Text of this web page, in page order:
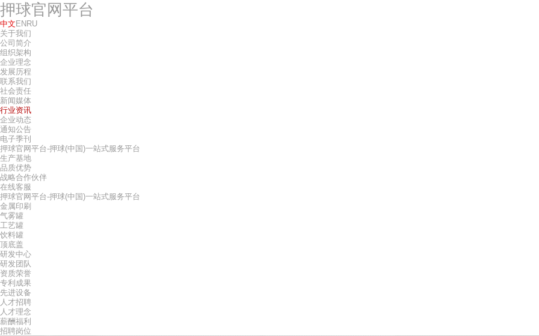
押球官网平台
中文 EN RU
关于我们
公司简介
组织架构
企业理念
发展历程
联系我们
社会责任
新闻媒体
行业资讯
企业动态
通知公告
电子季刊
押球官网平台-押球(中国)一站式服务平台
生产基地
品质优势
战略合作伙伴
在线客服
押球官网平台-押球(中国)一站式服务平台
金属印刷
气雾罐
工艺罐
饮料罐
顶底盖
研发中心
研发团队
资质荣誉
专利成果
先进设备
人才招聘
人才理念
薪酬福利
招聘岗位